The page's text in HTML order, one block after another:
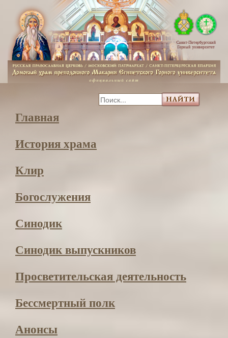
Главная
История храма
Клир
Богослужения
Синодик
Синодик выпускников
Просвети­тельская деятельность
Бессмертный полк
Анонсы